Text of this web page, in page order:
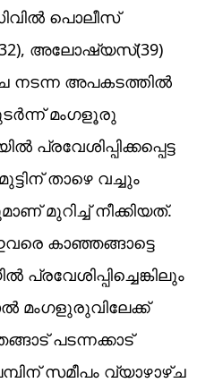
പൊലീസ്
അലോഷ്യസ്(39)
നടന്ന അ‌പകടത്തിൽ
മംഗളൂരു
താഴെ വച്ചും
മുറിച്ച് നീക്കിയത്.
കാഞ്ഞങ്ങാട്ടെ
മംഗളുരുവിലേക്ക്
പടന്നക്കാട്
സമീപം വ്യാഴാഴ്ച